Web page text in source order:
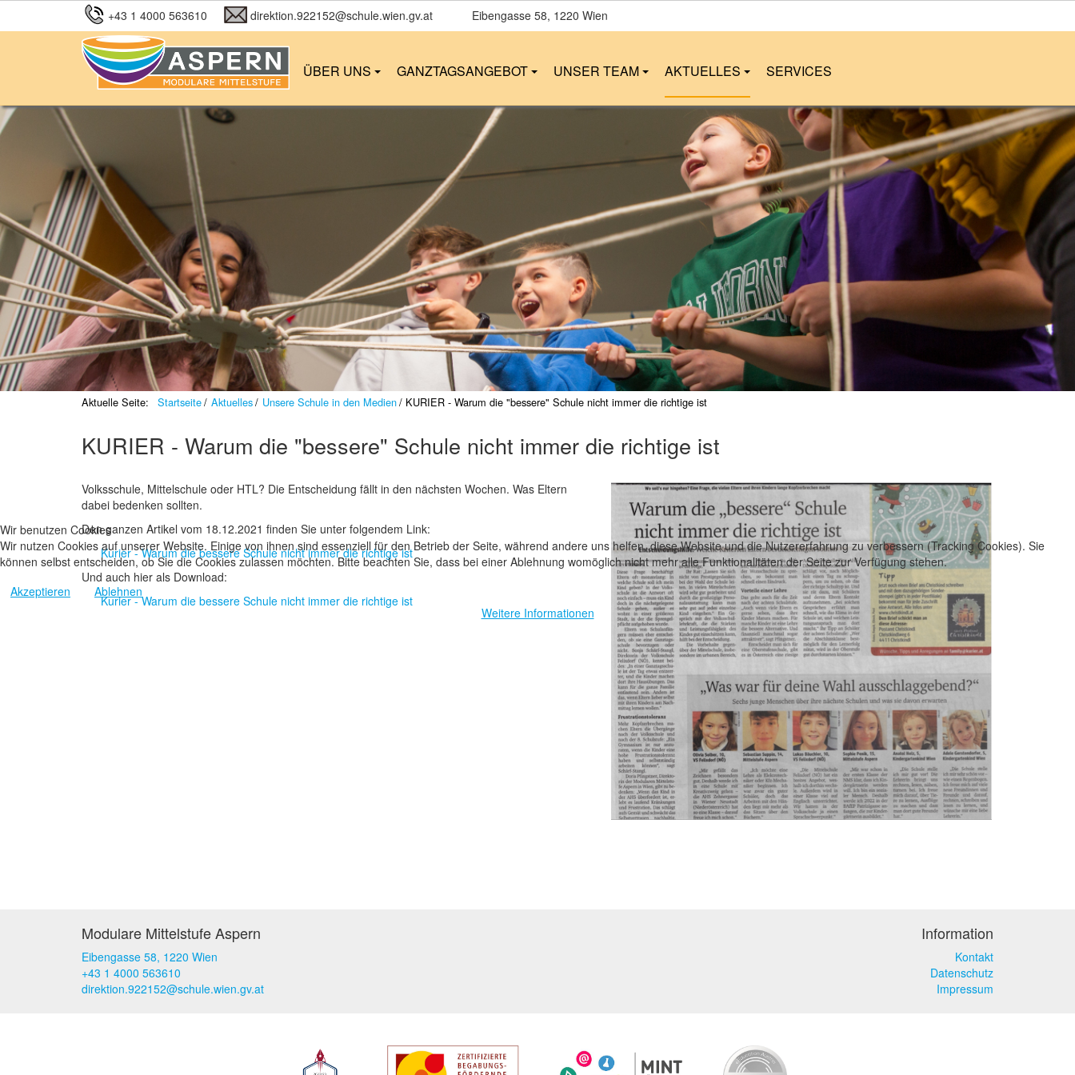
ÜBER UNS GANZTAGSANGEBOT UNSER TEAM AKTUELLES SERVICES
+43 1 4000 563610 direktion.922152@schule.wien.gv.at Eibengasse 58, 1220 Wien
Aktuelle Seite: Startseite Aktuelles Unsere Schule in den Medien KURIER - Warum die "bessere" Schule nicht immer die richtige ist
KURIER - Warum die "bessere" Schule nicht immer die richtige ist
Volksschule, Mittelschule oder HTL? Die Entscheidung fällt in den nächsten Wochen. Was Eltern
dabei bedenken sollten.
Den ganzen Artikel vom 18.12.2021 finden Sie unter folgendem Link:
Kurier - Warum die bessere Schule nicht immer die richtige ist
Und auch hier als Download:
Kurier - Warum die bessere Schule nicht immer die richtige ist
Modulare Mittelstufe Aspern
Eibengasse 58, 1220 Wien
+43 1 4000 563610
direktion.922152@schule.wien.gv.at
Information
Kontakt
Datenschutz
Impressum
Wir benutzen Cookies
Wir nutzen Cookies auf unserer Website. Einige von ihnen sind essenziell für den Betrieb der Seite, während andere uns helfen, diese Website und die Nutzererfahrung zu verbessern (Tracking Cookies). Sie
können selbst entscheiden, ob Sie die Cookies zulassen möchten. Bitte beachten Sie, dass bei einer Ablehnung womöglich nicht mehr alle Funktionalitäten der Seite zur Verfügung stehen.
Akzeptieren
Ablehnen
Weitere Informationen